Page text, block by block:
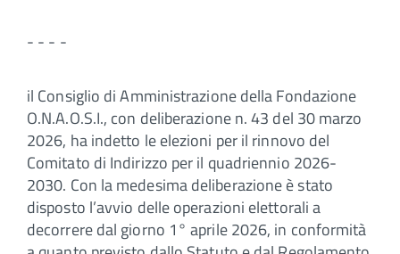
- - - -
il Consiglio di Amministrazione della Fondazione
O.N.A.O.S.I., con deliberazione n. 43 del 30 marzo
2026, ha indetto le elezioni per il rinnovo del
Comitato di Indirizzo per il quadriennio 2026-
2030. Con la medesima deliberazione è stato
disposto l’avvio delle operazioni elettorali a
decorrere dal giorno 1° aprile 2026, in conformità